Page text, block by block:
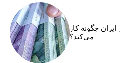
چگونه کار
می‌کند؟